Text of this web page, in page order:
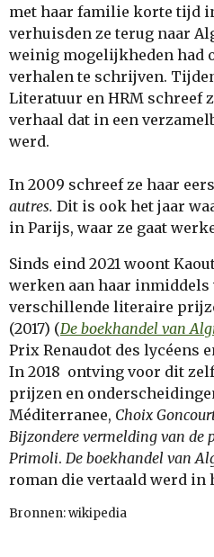
met haar familie korte tijd
verhuisden ze terug naar
weinig mogelijkheden had
verhalen te schrijven.
Literatuur en HRM schreef
verhaal dat in een
werd.
In 2009 schreef ze haar
autres. Dit is ook het jaar
in Parijs, waar ze gaat
Sinds eind 2021 woont
werken aan haar inmiddels
verschillende literaire
(2017) (De boekhandel van
Prix Renaudot des lycéens
In 2018 ontving voor dit
prijzen en
Méditerranee, Choix
Bijzondere vermelding van de
Primoli. De boekhandel van
roman die vertaald werd in
Bronnen: wikipedia